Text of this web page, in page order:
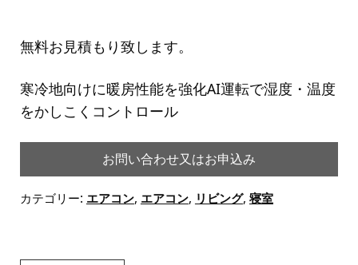
無料お見積もり致します。
寒冷地向けに暖房性能を強化AI運転で湿度・温度
をかしこくコントロール
お問い合わせ又はお申込み
カテゴリー: エアコン, エアコン, リビング, 寝室